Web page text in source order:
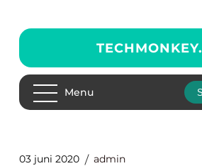
TECHMONKEY.
Menu
03 juni 2020 admin